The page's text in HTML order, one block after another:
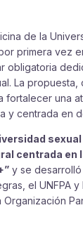
de la
primera vez
obligatoria
La propuesta,
fortalecer una
y centrada en
centrada en
y se desarrolló
el UNFPA